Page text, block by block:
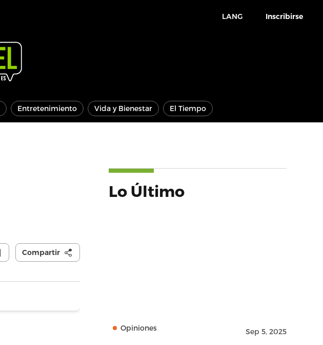
LANG Inscribirse
Entretenimiento Vida y Bienestar El Tiempo
Compartir
Lo Último
Opiniones Sep 5, 2025